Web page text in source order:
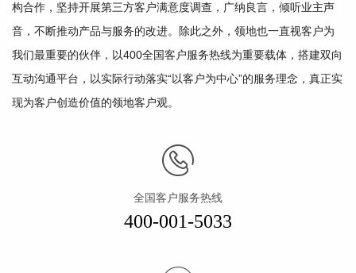
构合作，坚持开展第三方客户满意度调查，广纳良言，倾听业主声
音，不断推动产品与服务的改进。除此之外，领地也一直视客户为
我们最重要的伙伴，以400全国客户服务热线为重要载体，搭建双向
互动沟通平台，以实际行动落实“以客户为中心”的服务理念，真正实
现为客户创造价值的领地客户观。
全国客户服务热线
400-001-5033